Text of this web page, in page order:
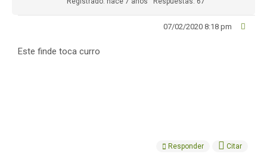
07/02/2020 8:18 pm
Este finde toca curro
Responder Citar